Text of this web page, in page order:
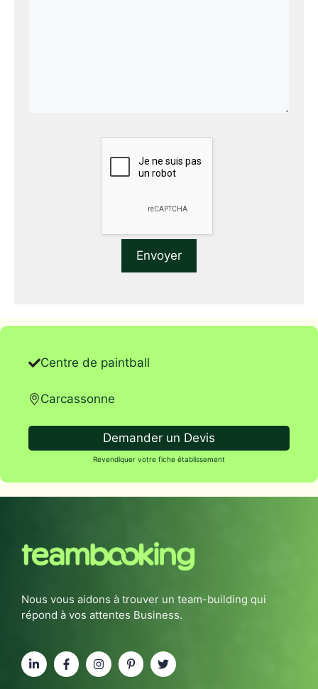
Centre de paintball
Carcassonne
Demander un Devis
Revendiquer votre fiche établissement
Nous vous aidons à trouver un team-building qui
répond à vos attentes Business.